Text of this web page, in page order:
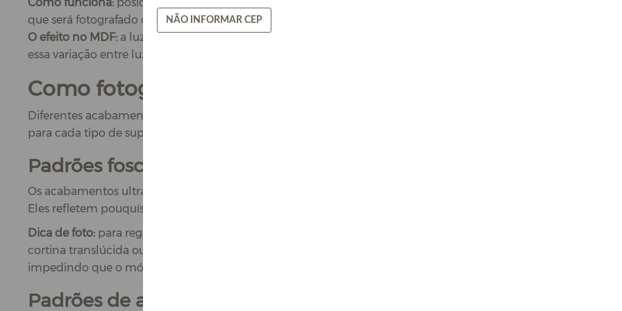
que será fotografado ou filmado.
O efeito no MDF: a luz que corre paralelamente à superfície cria microssombras nas reentrâncias e texturas do
essa variação entre luz e sombra que faz o relevo "saltar" na tela, revelando a alta fidelidade e a sofisticação dos
Como fotografar acabamentos foscos (matte) e brilhantes?
Diferentes acabamentos de MDF reagem à luz de maneiras totalmente distintas. Saber adaptar o seu
para cada tipo de superfície evita fotos lavadas ou com pontos de luz estourados.
Padrões foscos (matte)
Os acabamentos ultrafoscos e sem direcionamento, como a textura matte, são celebrados pela elegância e
Eles refletem pouquíssima luz, o que é excelente para criar ambientes contemporâneos.
Dica de foto: para registrar esses padrões sem perder a profundidade, utilize uma
cortina translúcida ou por um rebatedor). A luz suave acentua o toque aveludado e a neutralidade sofisticada
impedindo que o móvel pareça uma massa de cor única e sem graça.
Padrões de alto brilho (high gloss) ou furta-cor
NÃO INFORMAR CEP